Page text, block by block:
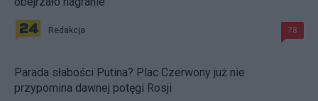
Redakcja 78
Parada słabości Putina? Plac Czerwony już nie
przypomina dawnej potęgi Rosji